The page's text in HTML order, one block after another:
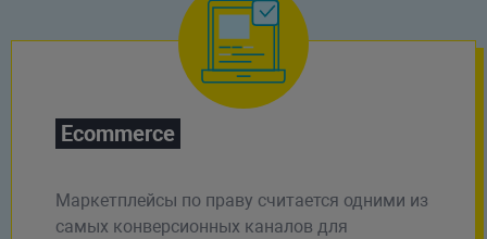
Ecommerce
Маркетплейсы по праву считается одними из
самых конверсионных каналов для